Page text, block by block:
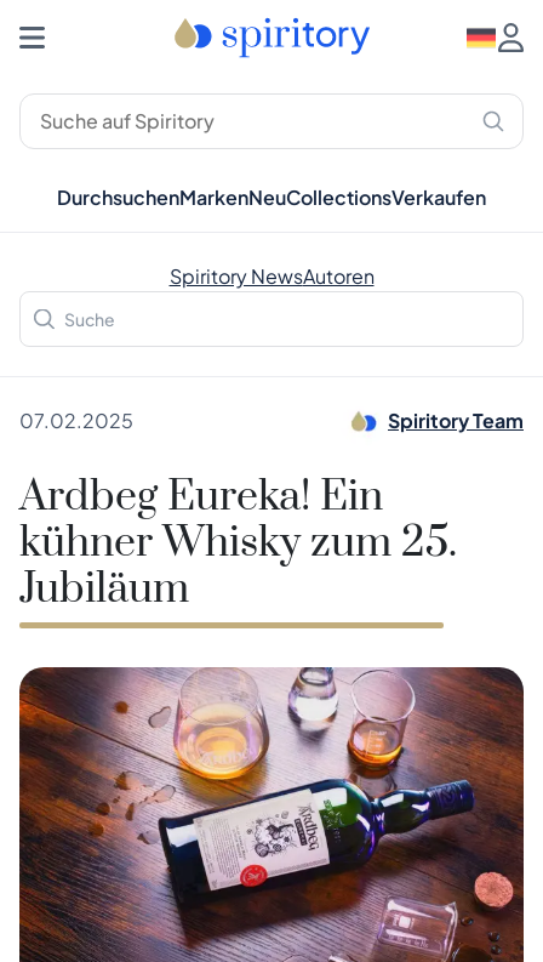
DurchsuchenMarkenNeuCollectionsVerkaufen
Spiritory NewsAutoren
07.02.2025 Spiritory Team
Ardbeg Eureka! Ein
kühner Whisky zum 25.
Jubiläum